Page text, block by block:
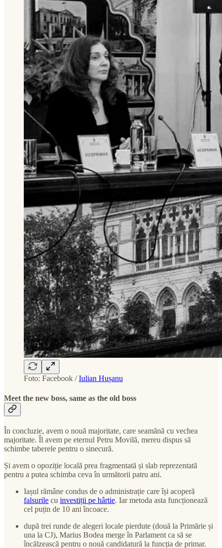
Foto: Facebook /Iulian Hușanu
Meet the new boss, same as the old boss
În concluzie, avem o nouă majoritate, care seamănă cu vechea
majoritate. Îl avem pe eternul Petru Movilă, mereu dispus să
schimbe taberele pentru o sinecură.
Și avem o opoziție locală prea fragmentată și slab reprezentată
pentru a putea schimba ceva în următorii patru ani.
Iașul rămâne condus de o administrație care își acoperă
falsurile cu investiții pe hârtie. Iar metoda asta funcționează
cel puțin de 10 ani încoace.
după trei runde de alegeri locale pierdute (două la Primărie și
una la CJ), Marius Bodea merge în Parlament ca să se
încălzească pentru o nouă candidatură la funcția de primar.